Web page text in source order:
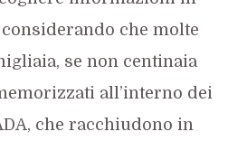
che molte
se non centinaia
all’interno dei
che racchiudono in